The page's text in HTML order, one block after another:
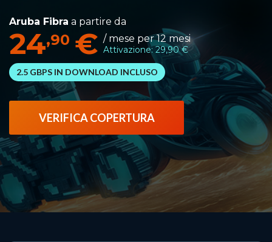
Aruba Fibra a partire da
24,90 € / mese per 12 mesi
Attivazione: 29,90 €
2.5 GBPS IN DOWNLOAD INCLUSO
VERIFICA COPERTURA